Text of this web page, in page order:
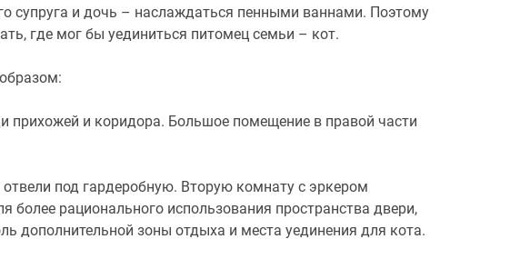
супруга и дочь – наслаждаться пенными ваннами. Поэтому
где мог бы уединиться питомец семьи – кот.
прихожей и коридора. Большое помещение в правой части
под гардеробную. Вторую комнату с эркером
более рационального использования пространства двери,
зоны отдыха и места уединения для кота.